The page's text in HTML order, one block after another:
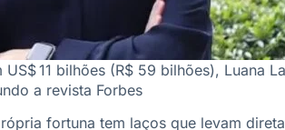
11 bilhões (R$ 59 bilhões), Luana
a revista Forbes
fortuna tem laços que levam